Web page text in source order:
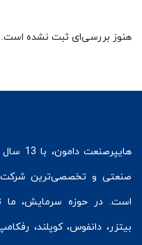
هنوز بررسی‌ای ثبت نشده است.
هایپرصنعت
صنعتی و تخصصی‌ترین شرکت
است. در حوزه سرمایش، ما
بیتزر، دانفوس،کوپلند،